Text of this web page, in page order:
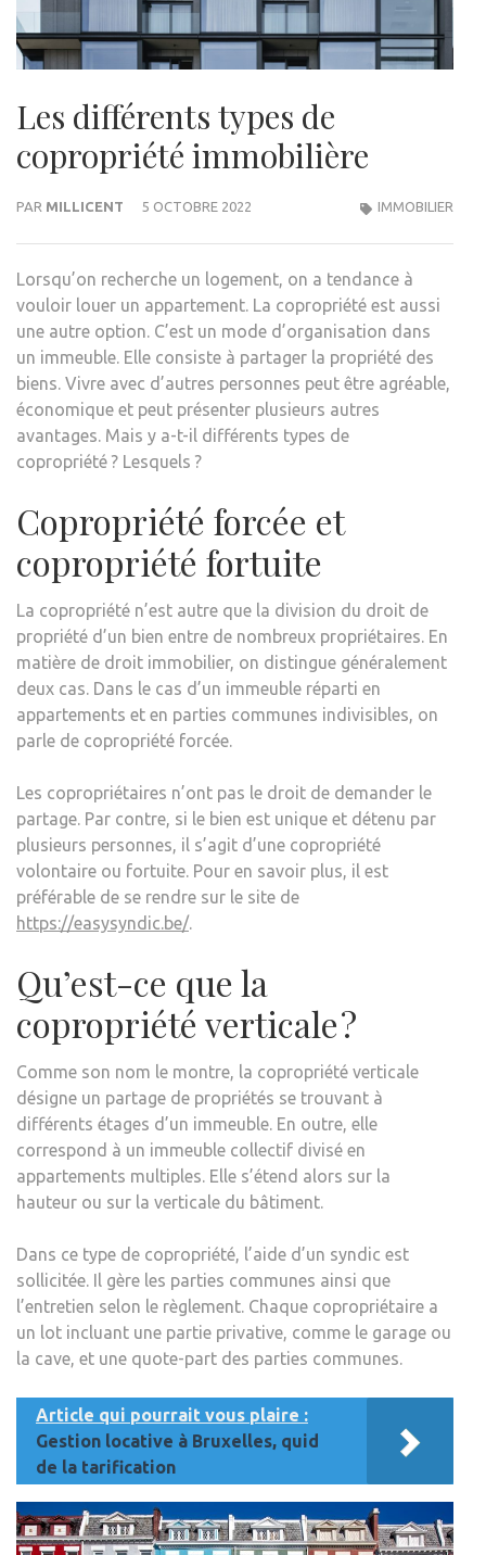
Les différents types de
copropriété immobilière
PAR MILLICENT 5 OCTOBRE 2022 IMMOBILIER
Lorsqu’on recherche un logement, on a tendance à
vouloir louer un appartement. La copropriété est aussi
une autre option. C’est un mode d’organisation dans
un immeuble. Elle consiste à partager la propriété des
biens. Vivre avec d’autres personnes peut être agréable,
économique et peut présenter plusieurs autres
avantages. Mais y a-t-il différents types de
copropriété ? Lesquels ?
Copropriété forcée et
copropriété fortuite
La copropriété n’est autre que la division du droit de
propriété d’un bien entre de nombreux propriétaires. En
matière de droit immobilier, on distingue généralement
deux cas. Dans le cas d’un immeuble réparti en
appartements et en parties communes indivisibles, on
parle de copropriété forcée.
Les copropriétaires n’ont pas le droit de demander le
partage. Par contre, si le bien est unique et détenu par
plusieurs personnes, il s’agit d’une copropriété
volontaire ou fortuite. Pour en savoir plus, il est
préférable de se rendre sur le site de
https://easysyndic.be/.
Qu’est-ce que la
copropriété verticale ?
Comme son nom le montre, la copropriété verticale
désigne un partage de propriétés se trouvant à
différents étages d’un immeuble. En outre, elle
correspond à un immeuble collectif divisé en
appartements multiples. Elle s’étend alors sur la
hauteur ou sur la verticale du bâtiment.
Dans ce type de copropriété, l’aide d’un syndic est
sollicitée. Il gère les parties communes ainsi que
l’entretien selon le règlement. Chaque copropriétaire a
un lot incluant une partie privative, comme le garage ou
la cave, et une quote-part des parties communes.
Article qui pourrait vous plaire :
Gestion locative à Bruxelles, quid
de la tarification